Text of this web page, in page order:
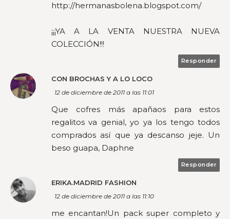
http://hermanasbolena.blogspot.com/
¡¡¡YA A LA VENTA NUESTRA NUEVA
COLECCIÓN!!!
Responder
CON BROCHAS Y A LO LOCO
12 de diciembre de 2011 a las 11:01
Que cofres más apañaos para estos
regalitos va genial, yo ya los tengo todos
comprados así que ya descanso jeje. Un
beso guapa, Daphne
Responder
ERIKA.MADRID FASHION
12 de diciembre de 2011 a las 11:10
me encantan!Un pack super completo y